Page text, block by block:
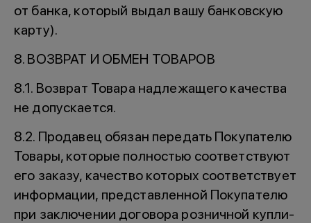
от банка, который выдал вашу банковскую
карту).
8. ВОЗВРАТ И ОБМЕН ТОВАРОВ
8.1. Возврат Товара надлежащего качества
не допускается.
8.2. Продавец обязан передать Покупателю
Товары, которые полностью соответствуют
его заказу, качество которых соответствует
информации, представленной Покупателю
при заключении договора розничной купли-